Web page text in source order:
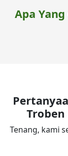
Apa
Troben
Tenang, kami